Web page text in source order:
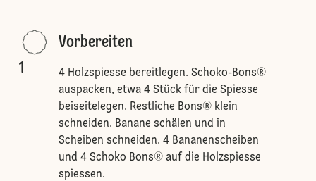
1
Vorbereiten
4 Holzspiesse bereitlegen. Schoko-Bons®
auspacken, etwa 4 Stück für die Spiesse
beiseitelegen. Restliche Bons® klein
schneiden. Banane schälen und in
Scheiben schneiden. 4 Bananenscheiben
und 4 Schoko Bons® auf die Holzspiesse
spiessen.